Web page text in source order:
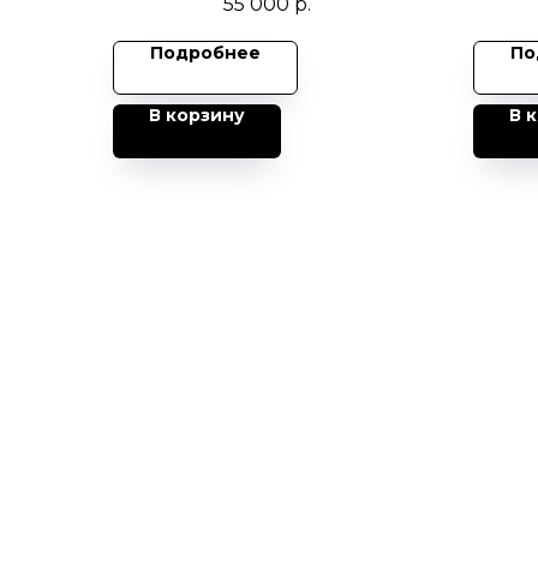
Подробнее
В корзину В